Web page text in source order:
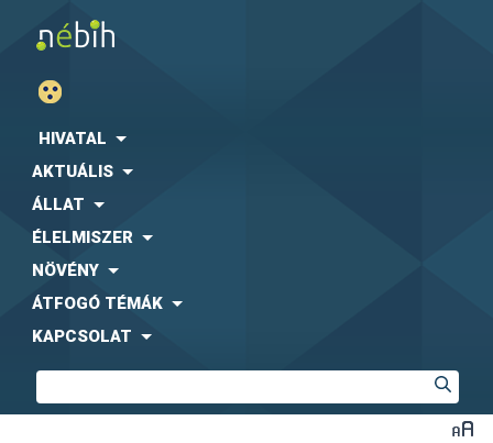
HIVATAL
AKTUÁLIS
ÁLLAT
ÉLELMISZER
NÖVÉNY
ÁTFOGÓ TÉMÁK
KAPCSOLAT